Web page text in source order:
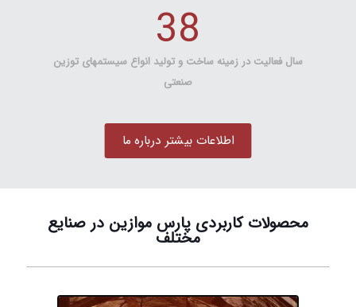
38
سال فعالیت در زمینه ساخت و تولید انواع سیستمهای توزین
صنعتی
اطلاعات بیشتر درباره ما
محصولات کاربردی پارس موازین در صنایع
مختلف